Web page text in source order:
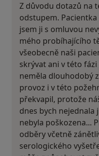
Z důvodu dotazů na
odstupem.
jsem ji s omluvou
mého probíhajícího
všeobecně naši
skrývat ani v této
neměla dlouhodobý
provoz i v této
překvapil, protože
dnes bych
nebyla poškozena...
odběry včetně
serologického